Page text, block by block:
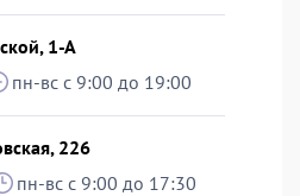
1-А
пн-вс с 9:00 до 19:00
226
пн-вс с 9:00 до 17:30